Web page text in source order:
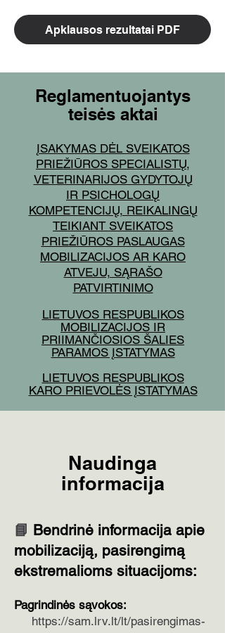
Apklausos rezultatai PDF
Reglamentuojantys
teisės aktai​
​ĮSAKYMAS DĖL SVEIKATOS
PRIEŽIŪROS SPECIALISTŲ,
VETERINARIJOS GYDYTOJŲ
IR PSICHOLOGŲ
KOMPETENCIJŲ, REIKALINGŲ
TEIKIANT SVEIKATOS
PRIEŽIŪROS PASLAUGAS
MOBILIZACIJOS AR KARO
ATVEJU, SĄRAŠO
PATVIRTINIMO
LIETUVOS RESPUBLIKOS
MOBILIZACIJOS IR
PRIIMANČIOSIOS ŠALIES
PARAMOS ĮSTATYMAS
LIETUVOS RESPUBLIKOS
KARO PRIEVOLĖS ĮSTATYMAS
Naudinga
informacija
​📘 Bendrinė informacija apie
mobilizaciją, pasirengimą
ekstremalioms situacijoms:
Pagrindinės sąvokos:
https://sam.lrv.lt/lt/pasirengimas-